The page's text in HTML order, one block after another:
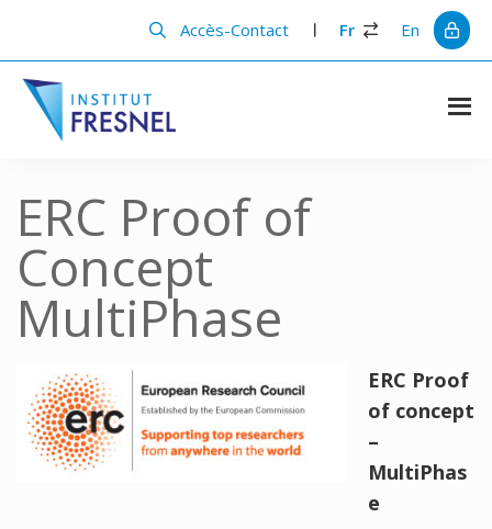
principal
barre
principale
Accès-Contact Fr En
Institut
en
photonique
ERC Proof of
Concept
MultiPhase
ERC Proof
of concept
–
MultiPhas
e